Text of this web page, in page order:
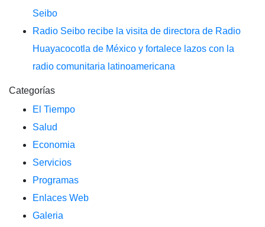
Seibo
Radio Seibo recibe la visita de directora de Radio
Huayacocotla de México y fortalece lazos con la
radio comunitaria latinoamericana
Categorías
El Tiempo
Salud
Economia
Servicios
Programas
Enlaces Web
Galeria